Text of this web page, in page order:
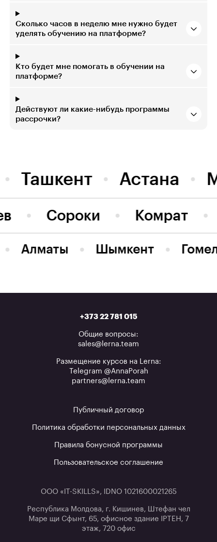
Сколько часов в неделю мне нужно будет
уделять обучению на платформе?
Кто будет мне помогать в обучении на
платформе?
Действуют ли какие-нибудь программы
рассрочки?
Ташкент Астана
Комрат
Сороки
Алматы Шымкент
+373 22 781 015
Общие вопросы:
sales@lerna.team
Размещение курсов на Lerna:
Telegram @AnnaPorah
partners@lerna.team
Публичный договор
Политика обработки персональных данных
Правила бонусной программы
Пользовательское соглашение
ООО «IT-SKILLS», IDNO 1021600021265
Республика Молдова, г. Кишинев, Штефан чел
Маре щи Сфынт, 65, офисное здание IPTEH, 7
этаж, 720 офис